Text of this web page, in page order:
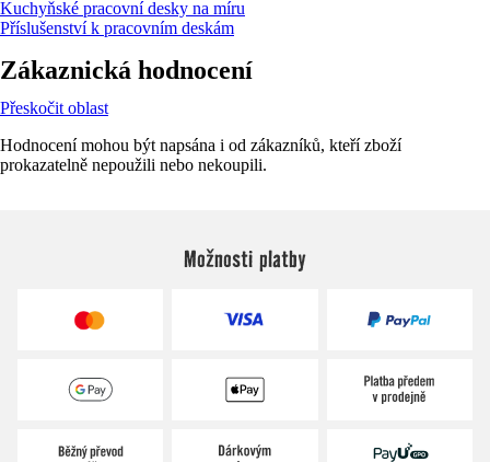
Kuchyňské pracovní desky na míru
Příslušenství k pracovním deskám
Zákaznická hodnocení
Přeskočit oblast
Hodnocení mohou být napsána i od zákazníků, kteří zboží
prokazatelně nepoužili nebo nekoupili.
Možnosti platby